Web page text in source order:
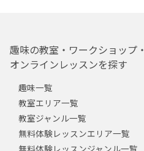
趣味の教室・ワークショップ・
オンラインレッスンを探す
趣味一覧
教室エリア一覧
教室ジャンル一覧
無料体験レッスンエリア一覧